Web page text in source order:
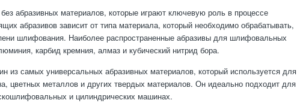
абразивных материалов, которые играют ключевую роль в процессе
абразивов зависит от типа материала, который необходимо обрабатывать,
шлифования. Наиболее распространенные абразивы для шлифовальных
карбид кремния, алмаз и кубический нитрид бора.
из самых универсальных абразивных материалов, который используется для
цветных металлов и других твердых материалов. Он идеально подходит для
и цилиндрических машинах.